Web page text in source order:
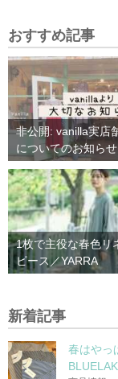
おすすめ記事
非公開: vanilla実店
についてのお知らせ
1枚で主役な春色リ
ピース／YARRA
新着記事
春はやっ